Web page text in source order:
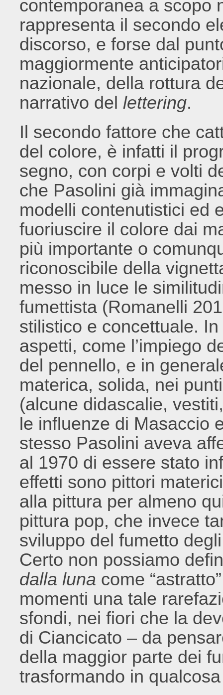
contemporanea a scopo
rappresenta il secondo
discorso, e forse dal
maggiormente
nazionale, della rottura
narrativo del lettering.
Il secondo fattore che
del colore, è infatti il
segno, con corpi e volti
che Pasolini già
modelli contenutistici ed
fuoriuscire il colore dai
più importante o
riconoscibile della
messo in luce le
fumettista (Romanelli
stilistico e concettuale.
aspetti, come l’impiego
del pennello, e in
materica, solida, nei
(alcune didascalie,
le influenze di Masaccio
stesso Pasolini aveva
al 1970 di essere stato
effetti sono pittori
alla pittura per almeno
pittura pop, che invece
sviluppo del fumetto
Certo non possiamo
dalla luna come
momenti una tale
sfondi, nei fiori che la
di Ciancicato – da
della maggior parte dei
trasformando in